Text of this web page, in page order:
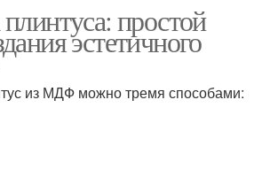
простой
эстетичного
из МДФ можно тремя способами: